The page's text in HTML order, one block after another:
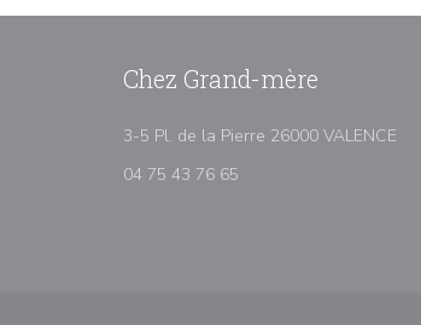
Chez Grand-mère
3-5 Pl. de la Pierre 26000 VALENCE
04 75 43 76 65